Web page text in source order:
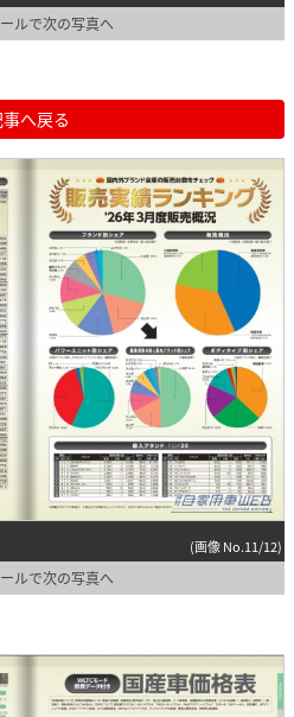
ルで次の写真へ
へ戻る
(画像 No.11/12)
ルで次の写真へ